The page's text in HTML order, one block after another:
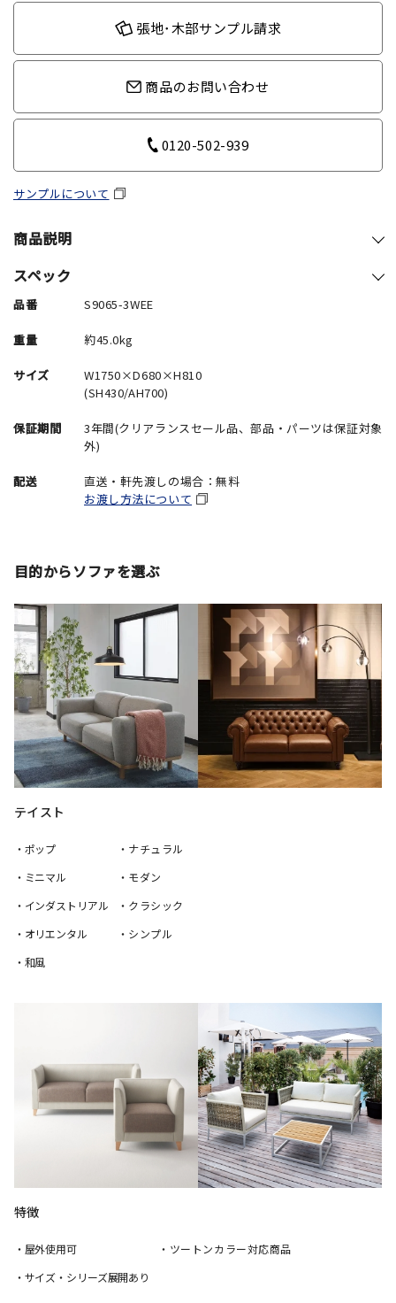
張地･木部サンプル請求
商品のお問い合わせ
0120-502-939
サンプルについて
商品説明
スペック
品番 S9065-3WEE
重量 約45.0kg
サイズ
W1750×D680×H810
(SH430/AH700)
保証期間
3年間(クリアランスセール品、部品・パーツは保証対象
外)
配送
直送・軒先渡しの場合：無料
お渡し方法について
目的からソファを選ぶ
テイスト
・ポップ
・ミニマル
・インダストリアル
・オリエンタル
・和風
・ナチュラル
・モダン
・クラシック
・シンプル
特徴
・屋外使用可
・サイズ・シリーズ展開あり
・ツートンカラー対応商品